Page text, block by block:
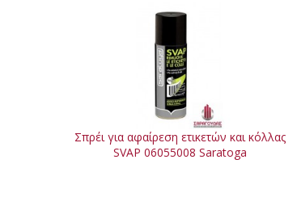
Σπρέι για αφαίρεση ετικετών και κόλλας
SVAP 06055008 Saratoga